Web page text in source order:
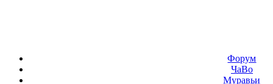
Форум
ЧаВо
Муравьи